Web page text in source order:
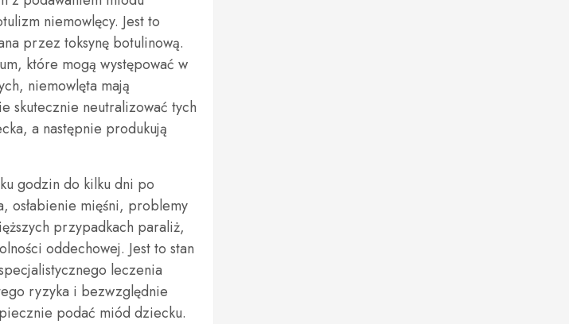
niemowlęcy. Jest to
przez toksynę botulinową.
które mogą występować w
niemowlęta mają
skutecznie neutralizować tych
a następnie produkują
godzin do kilku dni po
osłabienie mięśni, problemy
przypadkach paraliż,
oddechowej. Jest to stan
leczenia
ryzyka i bezwzględnie
podać miód dziecku.